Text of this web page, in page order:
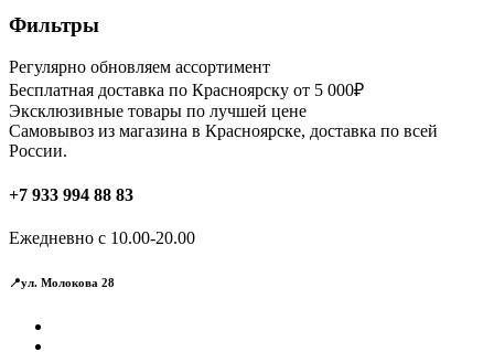
Фильтры
Регулярно обновляем ассортимент
Бесплатная доставка по Красноярску от 5 000₽
Эксклюзивные товары по лучшей цене
Самовывоз из магазина в Красноярске, доставка по всей
России.
+7 933 994 88 83
Ежедневно с 10.00-20.00
📍ул. Молокова 28